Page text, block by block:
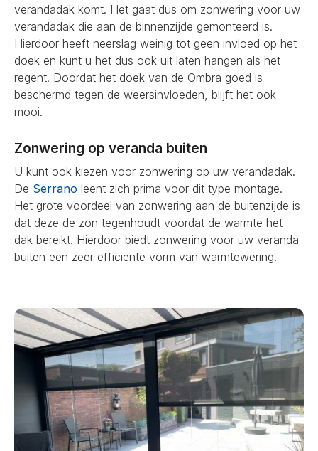
verandadak komt. Het gaat dus om zonwering voor uw
verandadak die aan de binnenzijde gemonteerd is.
Hierdoor heeft neerslag weinig tot geen invloed op het
doek en kunt u het dus ook uit laten hangen als het
regent. Doordat het doek van de Ombra goed is
beschermd tegen de weersinvloeden, blijft het ook
mooi.
Zonwering op veranda buiten
U kunt ook kiezen voor zonwering op uw verandadak.
De Serrano leent zich prima voor dit type montage.
Het grote voordeel van zonwering aan de buitenzijde is
dat deze de zon tegenhoudt voordat de warmte het
dak bereikt. Hierdoor biedt zonwering voor uw veranda
buiten een zeer efficiënte vorm van warmtewering.